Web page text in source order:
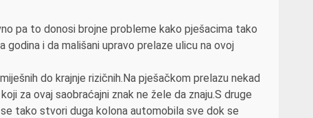
pa to donosi brojne probleme kako pješacima tako
i da mališani upravo prelaze ulicu na ovoj
do krajnje rizičnih.Na pješačkom prelazu nekad
za ovaj saobraćajni znak ne žele da znaju.S druge
tako stvori duga kolona automobila sve dok se